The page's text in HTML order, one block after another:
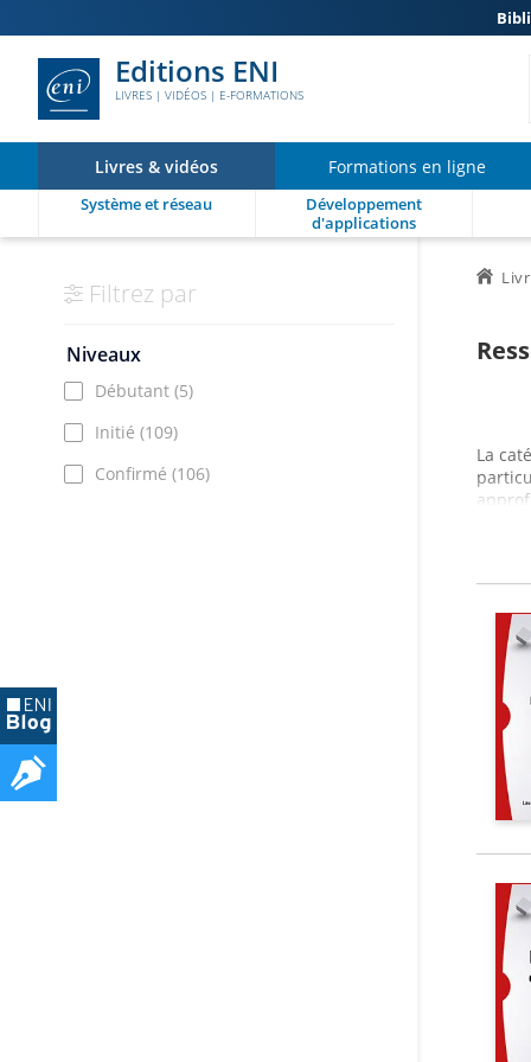
Editions ENI
LIVRES | VIDÉOS | E-FORMATIONS
Livres & vidéos Formations en ligne
Système et réseau
Développement
d'applications
Filtrez par
Niveaux
Débutant (5)
Initié (109)
Confirmé (106)
La
Les
Les